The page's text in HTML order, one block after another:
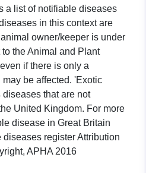
a list of notifiable diseases
in this context are
owner/keeper is under
the Animal and Plant
if there is only a
be affected. 'Exotic
that are not
United Kingdom. For more
disease in Great Britain
register Attribution
APHA 2016